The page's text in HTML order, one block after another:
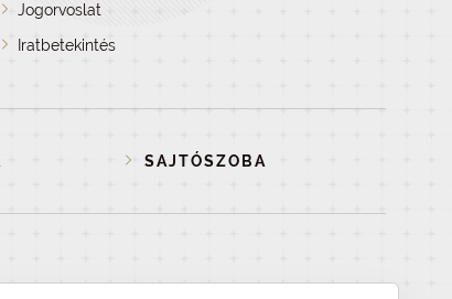
Jogorvoslat
Iratbetekintés
SAJTÓSZOBA